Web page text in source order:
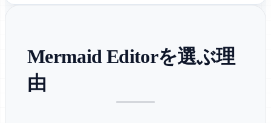
Mermaid Editorを選ぶ理
由